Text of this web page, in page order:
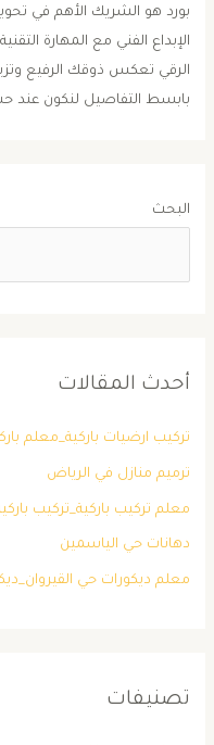
بورد هو الشريك الأهم في
الإبداع الفني مع المهارة
الرقي تعكس ذوقك الرفيع
بابسط التفاصيل لنكون
البحث
أحدث المقالات
تركيب ارضيات باركية_معلم
ترميم منازل في الرياض
معلم تركيب باركية_تركيب
دهانات حي الياسمين
معلم ديكورات حي
تصنيفات